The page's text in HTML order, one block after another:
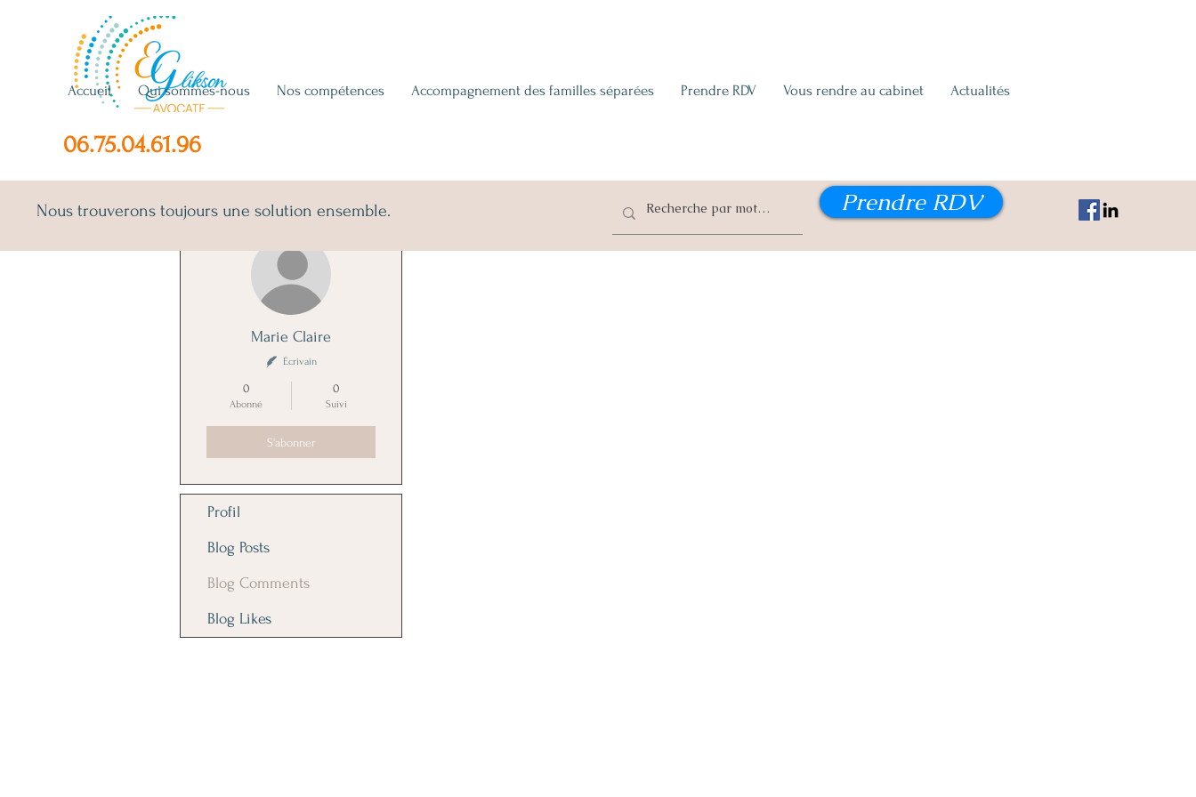
06.75.04.61.96
Accueil Qui sommes-nous Nos compétences Accompagnement des familles séparées Prendre RDV Vous rendre au cabinet Actualités
Nous trouverons toujours une solution ensemble. Prendre RDV
Marie Claire
Écrivain
0
Abonné
0
Suivi
S'abonner
Profil
Blog Posts
Blog Comments
Blog Likes